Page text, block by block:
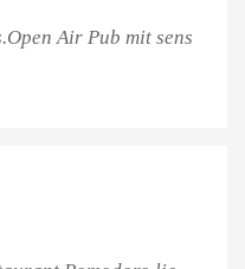
Air Pub mit sens